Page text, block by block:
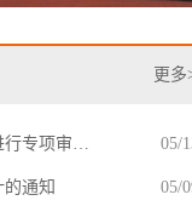
更多
专项审… 05/
通知 05/